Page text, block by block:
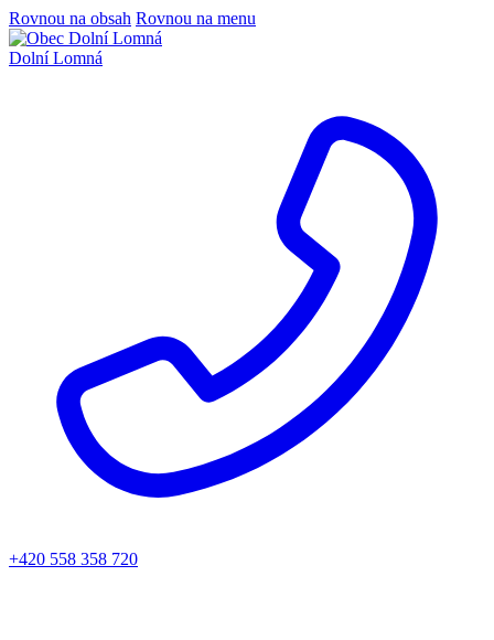
Rovnou na obsah Rovnou na menu
Dolní Lomná
+420 558 358 720